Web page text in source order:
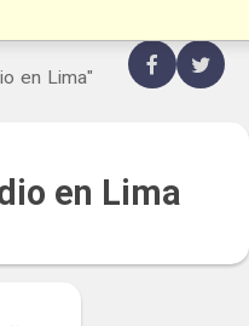
en Lima"
en Lima